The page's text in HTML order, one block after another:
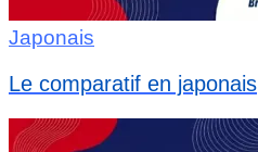
Japonais
Le comparatif en japonais